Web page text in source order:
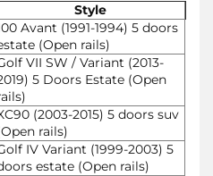
Style
Avant (1991-1994) 5 doors
(Open rails)
VII SW / Variant (2013-
5 Doors Estate (Open
(2003-2015) 5 doors suv
rails)
IV Variant (1999-2003) 5
estate (Open rails)